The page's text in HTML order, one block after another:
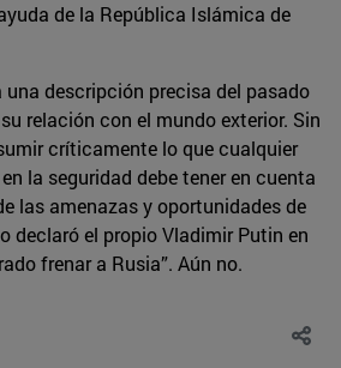
de la República Islámica de
descripción precisa del pasado
relación con el mundo exterior. Sin
críticamente lo que cualquier
la seguridad debe tener en cuenta
las amenazas y oportunidades de
declaró el propio Vladimir Putin en
frenar a Rusia”. Aún no.